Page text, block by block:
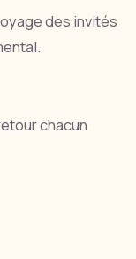
des invités
chacun